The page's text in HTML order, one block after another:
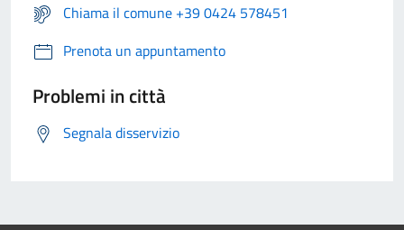
Chiama il comune +39 0424 578451
Prenota un appuntamento
Problemi in città
Segnala disservizio